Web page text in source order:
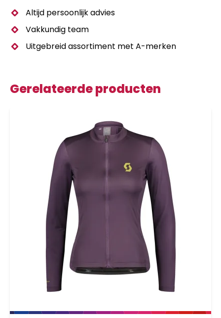
Altijd persoonlijk advies
Vakkundig team
Uitgebreid assortiment met A-merken
Gerelateerde producten